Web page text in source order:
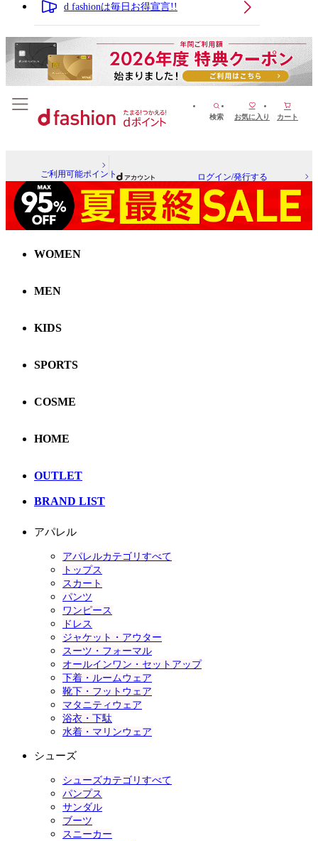
d fashionは毎日お得宣言!!
検索 お気に入り カート
ご利用可能ポイント ログイン/発行する
WOMEN
MEN
KIDS
SPORTS
COSME
HOME
OUTLET
BRAND LIST
アパレル
アパレルカテゴリすべて
トップス
スカート
パンツ
ワンピース
ドレス
ジャケット・アウター
スーツ・フォーマル
オールインワン・セットアップ
下着・ルームウェア
靴下・フットウェア
マタニティウェア
浴衣・下駄
水着・マリンウェア
シューズ
シューズカテゴリすべて
パンプス
サンダル
ブーツ
スニーカー